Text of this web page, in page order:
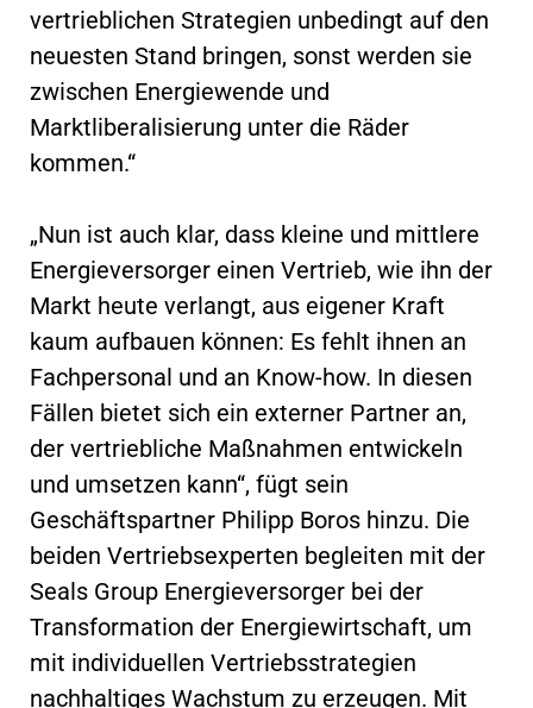
vertrieblichen Strategien unbedingt auf den
neuesten Stand bringen, sonst werden sie
zwischen Energiewende und
Marktliberalisierung unter die Räder
kommen.“
„Nun ist auch klar, dass kleine und mittlere
Energieversorger einen Vertrieb, wie ihn der
Markt heute verlangt, aus eigener Kraft
kaum aufbauen können: Es fehlt ihnen an
Fachpersonal und an Know-how. In diesen
Fällen bietet sich ein externer Partner an,
der vertriebliche Maßnahmen entwickeln
und umsetzen kann“, fügt sein
Geschäftspartner Philipp Boros hinzu. Die
beiden Vertriebsexperten begleiten mit der
Seals Group Energieversorger bei der
Transformation der Energiewirtschaft, um
mit individuellen Vertriebsstrategien
nachhaltiges Wachstum zu erzeugen. Mit